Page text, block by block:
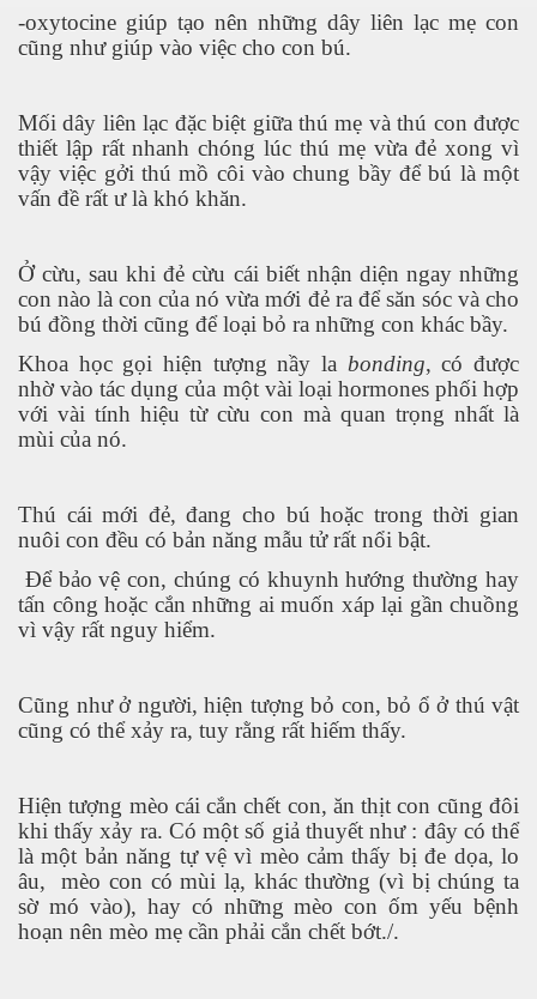
-oxytocine giúp tạo nên những dây liên lạc mẹ con
cũng như giúp vào việc cho con bú.
Mối dây liên lạc đặc biệt giữa thú mẹ và thú con được
thiết lập rất nhanh chóng lúc thú mẹ vừa đẻ xong vì
vậy việc gởi thú mồ côi vào chung bầy để bú là một
vấn đề rất ư là khó khăn.
Ở cừu, sau khi đẻ cừu cái biết nhận diện ngay những
con nào là con của nó vừa mới đẻ ra để săn sóc và cho
bú đồng thời cũng để loại bỏ ra những con khác bầy.
Khoa học gọi hiện tượng nầy la bonding, có được
nhờ vào tác dụng của một vài loại hormones phối hợp
với vài tính hiệu từ cừu con mà quan trọng nhất là
mùi của nó.
Thú cái mới đẻ, đang cho bú hoặc trong thời gian
nuôi con đều có bản năng mẫu tử rất nổi bật.
Để bảo vệ con, chúng có khuynh hướng thường hay
tấn công hoặc cắn những ai muốn xáp lại gần chuồng
vì vậy rất nguy hiểm.
Cũng như ở người, hiện tượng bỏ con, bỏ ổ ở thú vật
cũng có thể xảy ra, tuy rằng rất hiếm thấy.
Hiện tượng mèo cái cắn chết con, ăn thịt con cũng đôi
khi thấy xảy ra. Có một số giả thuyết như : đây có thể
là một bản năng tự vệ vì mèo cảm thấy bị đe dọa, lo
âu,
mèo con có mùi lạ, khác thường (vì bị chúng ta
sờ mó vào), hay có những mèo con ốm yếu bệnh
hoạn nên mèo mẹ cần phải cắn chết bớt./.
452b
không?
nghệ thực phẩm
tại và tương lai